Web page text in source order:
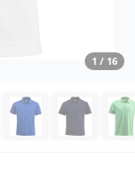
1 / 16